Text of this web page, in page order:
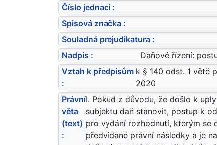
Číslo jednací :
Spisová značka :
Souladná prejudikatura :
Nadpis :
Daňové řízení:
Vztah k předpisům
:
k § 140 odst. 1 větě
2020
Právní
věta
(text)
:
I. Pokud z důvodu, že došlo k
subjektu daň stanovit, postup k
pro vydání rozhodnutí, kterým se
předvídané právní následky a je